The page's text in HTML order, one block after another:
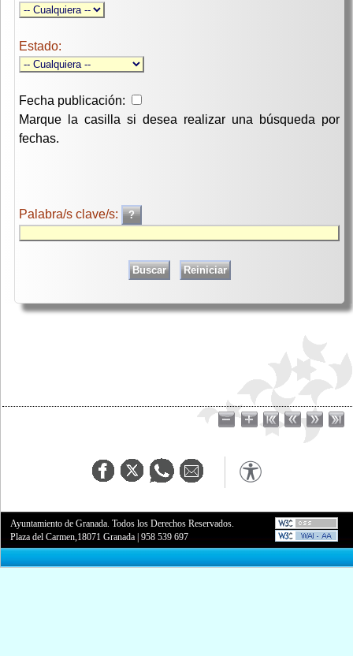
Estado:
Fecha publicación:
Marque la casilla si desea realizar una búsqueda por
fechas.
Palabra/s clave/s:
Ayuntamiento de Granada. Todos los Derechos Reservados.
Plaza del Carmen,18071 Granada |958 539 697